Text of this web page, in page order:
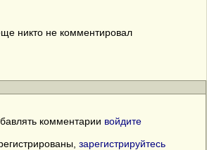
никто не комментировал
комментарии войдите
зарегистрируйтесь